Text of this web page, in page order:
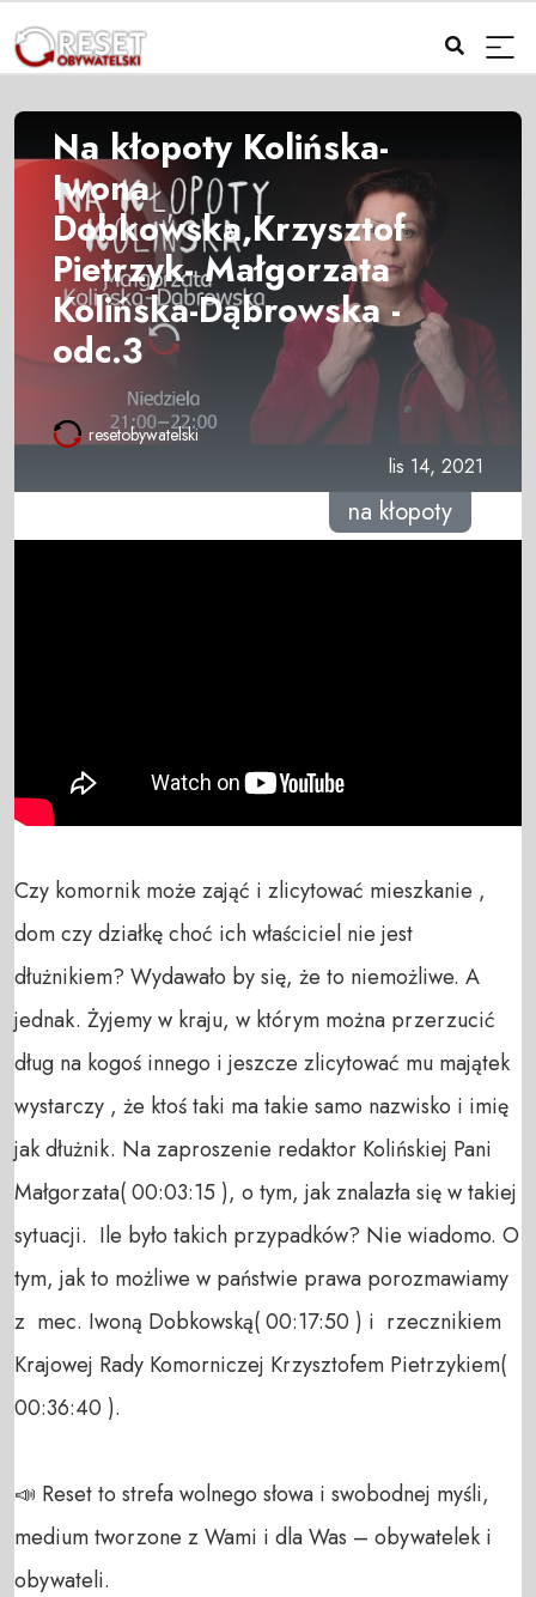
Na kłopoty Kolińska-
Iwona
Dobkowska,Krzysztof
Pietrzyk- Małgorzata
Kolińska-Dąbrowska -
odc.3
resetobywatelski
lis 14, 2021
na kłopoty
Czy komornik może zająć i zlicytować mieszkanie ,
dom czy działkę choć ich właściciel nie jest
dłużnikiem? Wydawało by się, że to niemożliwe. A
jednak. Żyjemy w kraju, w którym można przerzucić
dług na kogoś innego i jeszcze zlicytować mu majątek
wystarczy , że ktoś taki ma takie samo nazwisko i imię
jak dłużnik. Na zaproszenie redaktor Kolińskiej Pani
Małgorzata( 00:03:15 ), o tym, jak znalazła się w takiej
sytuacji.  Ile było takich przypadków? Nie wiadomo. O
tym, jak to możliwe w państwie prawa porozmawiamy
z  mec. Iwoną Dobkowską( 00:17:50 ) i  rzecznikiem
Krajowej Rady Komorniczej Krzysztofem Pietrzykiem(
00:36:40 ).
📣 Reset to strefa wolnego słowa i swobodnej myśli,
medium tworzone z Wami i dla Was – obywatelek i
obywateli.